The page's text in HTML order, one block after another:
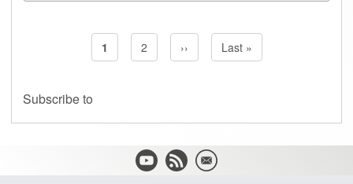
Pagination
Current page
1 Page
2 Next page
›› Last page
Last »
Subscribe to